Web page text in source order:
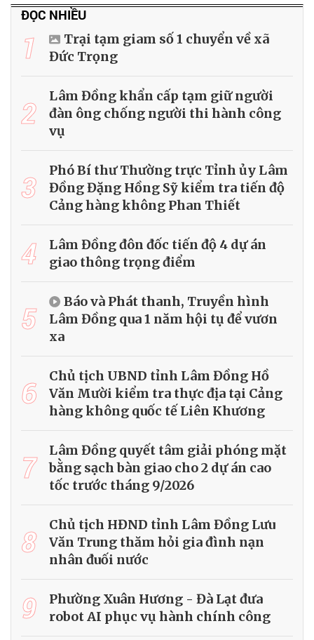
ĐỌC NHIỀU
1
Trại tạm giam số 1 chuyển về xã
Đức Trọng
2
Lâm Đồng khẩn cấp tạm giữ người
đàn ông chống người thi hành công
vụ
3
Phó Bí thư Thường trực Tỉnh ủy Lâm
Đồng Đặng Hồng Sỹ kiểm tra tiến độ
Cảng hàng không Phan Thiết
4
Lâm Đồng đôn đốc tiến độ 4 dự án
giao thông trọng điểm
5
Báo và Phát thanh, Truyền hình
Lâm Đồng qua 1 năm hội tụ để vươn
xa
6
Chủ tịch UBND tỉnh Lâm Đồng Hồ
Văn Mười kiểm tra thực địa tại Cảng
hàng không quốc tế Liên Khương
7
Lâm Đồng quyết tâm giải phóng mặt
bằng sạch bàn giao cho 2 dự án cao
tốc trước tháng 9/2026
8
Chủ tịch HĐND tỉnh Lâm Đồng Lưu
Văn Trung thăm hỏi gia đình nạn
nhân đuối nước
9
Phường Xuân Hương - Đà Lạt đưa
robot AI phục vụ hành chính công